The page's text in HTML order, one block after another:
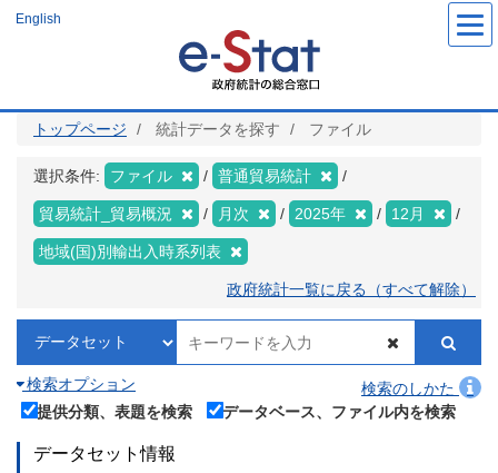
ツ
English
トップページ 統計データを探す ファイル
選択条件: ファイル 普通貿易統計
貿易統計_貿易概況 月次 2025年 12月
地域(国)別輸出入時系列表
政府統計一覧に戻る（すべて解除）
検索オプション
検索のしかた
提供分類、表題を検索
データベース、ファイル内を検索
データセット情報